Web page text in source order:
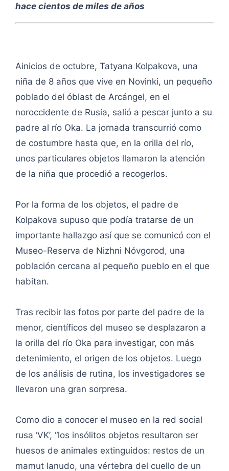
hace cientos de miles de años
Ainicios de octubre, Tatyana Kolpakova, una
niña de 8 años que vive en Novinki, un pequeño
poblado del óblast de Arcángel, en el
noroccidente de Rusia, salió a pescar junto a su
padre al río Oka. La jornada transcurrió como
de costumbre hasta que, en la orilla del río,
unos particulares objetos llamaron la atención
de la niña que procedió a recogerlos.
Por la forma de los objetos, el padre de
Kolpakova supuso que podía tratarse de un
importante hallazgo así que se comunicó con el
Museo-Reserva de Nizhni Nóvgorod, una
población cercana al pequeño pueblo en el que
habitan.
Tras recibir las fotos por parte del padre de la
menor, científicos del museo se desplazaron a
la orilla del río Oka para investigar, con más
detenimiento, el origen de los objetos. Luego
de los análisis de rutina, los investigadores se
llevaron una gran sorpresa.
Como dio a conocer el museo en la red social
rusa ‘VK’, “los insólitos objetos resultaron ser
huesos de animales extinguidos: restos de un
mamut lanudo, una vértebra del cuello de un